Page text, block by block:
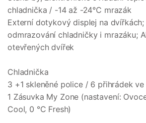
chladnička / -14 až -24°C mrazák
Externí dotykový displej na
odmrazování chladničky i mrazáku;
otevřených dvířek
Chladnička
3 +1 skleněné police / 6 přihrádek
1 Zásuvka My Zone (nastavení:
Cool, 0 °C Fresh)